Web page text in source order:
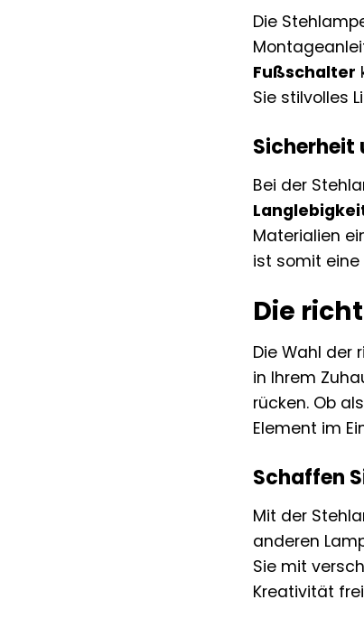
Die
Fußschalter
Sie stilvolles
Sicherheit
Bei der
Materialien
ist somit eine
Die
Die Wahl der
in Ihrem
rücken. Ob
Element im
Schaffen
Mit der
anderen
Sie mit
Kreativität